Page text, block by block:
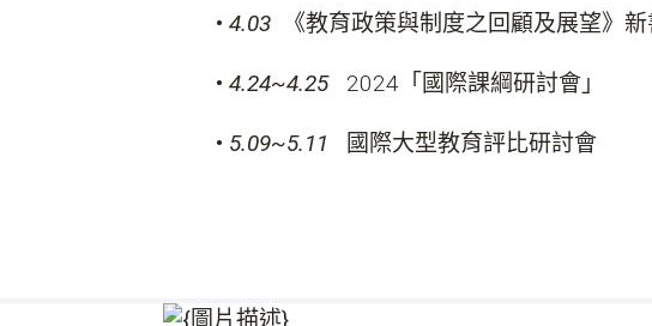
•4.03 《教育政策與制度之回顧及展望》
•4.24~4.252024「國際課綱研討會」
• 5.09~5.11 國際大型教育評比研討會